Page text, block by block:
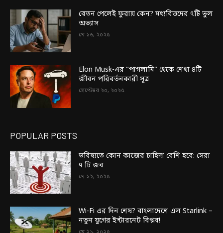
বেতন পেলেই ফুরায় কেন? মধ্যবিত্তদের ৭টি ভুল
অভ্যাস
মে ১৬, ২০২৫
Elon Musk-এর “পাগলামি” থেকে শেখা ৪টি
জীবন পরিবর্তনকারী সূত্র
সেপ্টেম্বর ২০, ২০২৫
POPULAR POSTS
ভবিষ্যতে কোন কাজের চাহিদা বেশি হবে: সেরা
৭ টি জব
মে ১২, ২০২৫
Wi-Fi এর দিন শেষ? বাংলাদেশে এল Starlink –
নতুন যুগের ইন্টারনেট বিপ্লব!